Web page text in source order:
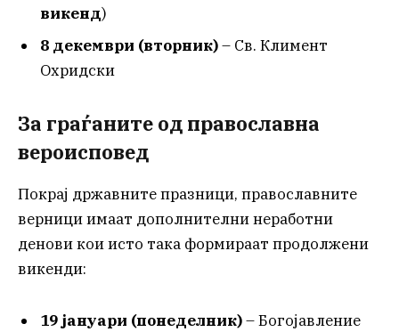
викенд)
8 декември (вторник)– Св. Климент
Охридски
За граѓаните од православна
вероисповед
Покрај државните празници, православните
верници имаат дополнителни неработни
денови кои исто така формираат продолжени
викенди:
19 јануари (понеделник)– Богојавление